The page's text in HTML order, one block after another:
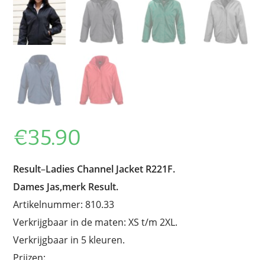
€35.90
Result–Ladies Channel Jacket R221F.
Dames Jas,merk Result.
Artikelnummer: 810.33
Verkrijgbaar in de maten: XS t/m 2XL.
Verkrijgbaar in 5 kleuren.